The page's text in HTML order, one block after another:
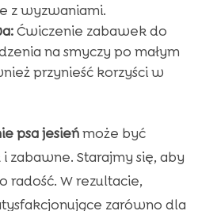
z wyzwaniami.
Ćwiczenie zabawek do
na smyczy po małym
przynieść korzyści w
psa jesieńmoże być
zabawne. Starajmy się, aby
radość. W rezultacie,
zarówno dla